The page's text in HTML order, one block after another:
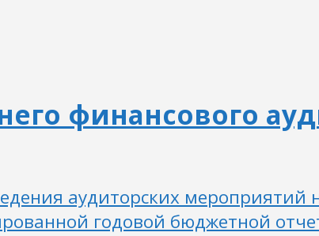
финансового
аудиторских мероприятий
годовой бюджетной